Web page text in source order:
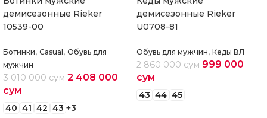
демисезонные Rieker
10539-00
Ботинки, Casual , Обувь для
мужчин
3 010 000сум 2 408 000
сум
40 41 42 43 +3
демисезонные Rieker
U0708-81
Обувь для мужчин, Кеды ВЛ
2 860 000сум 999 000
сум
43 44 45